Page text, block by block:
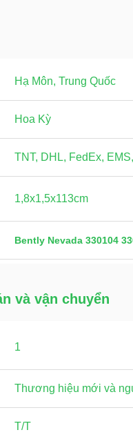
Hạ Môn, Trung Quốc
Hoa Kỳ
TNT, DHL, FedEx,
1,8x1,5x113cm
Bently Nevada 330104
và vận chuyển
1
Thương hiệu mới và
T/T